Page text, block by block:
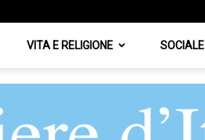
VITA E RELIGIONE SOCIALE